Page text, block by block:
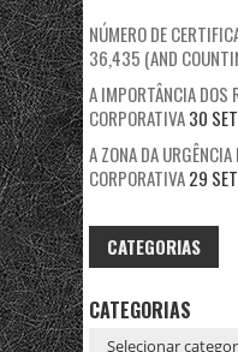
NÚMERO DE
36,435 (AND
A IMPORTÂNCIA DOS
CORPORATIVA30
A ZONA DA
CORPORATIVA29
CATEGORIAS
CATEGORIAS